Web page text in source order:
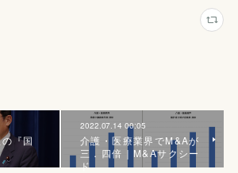
『国
2022.07.14 00:05
介護・医療業界でM&Aが
三．四倍｜M&Aサクシー
ド